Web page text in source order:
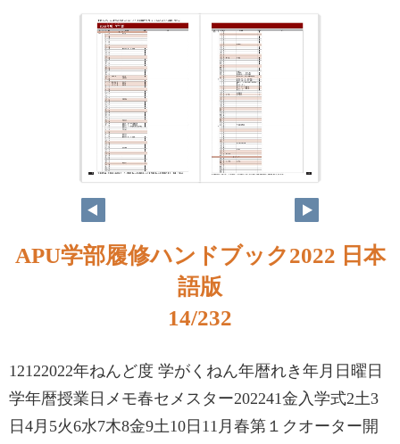
APU学部履修ハンドブック2022 日本
語版
14/232
12122022年ねんど度 学がくねん年暦れき年月日曜日
学年暦授業日メモ春セメスター202241金入学式2土3
日4月5火6水7木8金9土10日11月春第１クオーター開